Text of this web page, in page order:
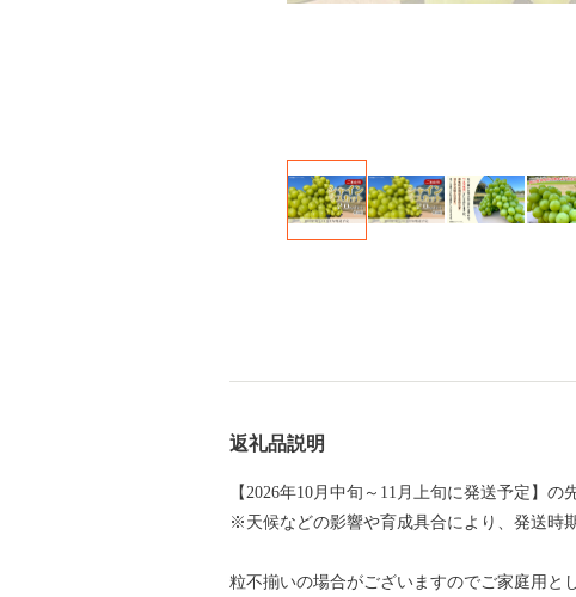
返礼品説明
【2026年10月中旬～11月上旬に発送予定】の
※天候などの影響や育成具合により、発送時
粒不揃いの場合がございますのでご家庭用と